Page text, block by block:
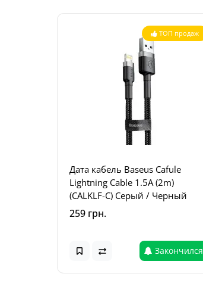
ТОП продаж
Дата кабель Baseus Cafule
Lightning Cable 1.5A (2m)
(CALKLF-C) Серый / Черный
259 грн.
Закончился